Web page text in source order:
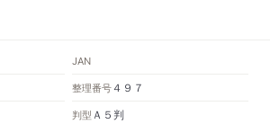
JAN
整理番号４９７
判型 Ａ５判